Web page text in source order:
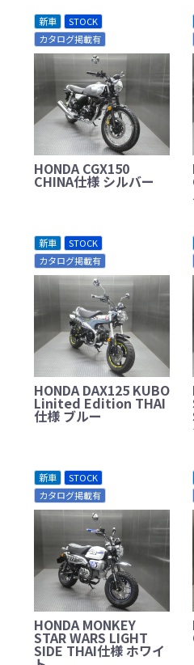
新車
STOCK
カタログ掲載有
HONDA CGX150
CHINA仕様 シルバー
新車
STOCK
カタログ掲載有
HONDA DAX125 KUBO
Linited Edition THAI
仕様 ブルー
新車
STOCK
カタログ掲載有
HONDA MONKEY
STAR WARS LIGHT
SIDE THAI仕様 ホワイ